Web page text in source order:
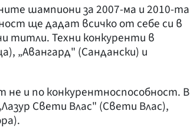
шампиони за 2007-ма и 2010-та
ще дадат всичко от себе си в
титли. Техни конкуренти в
„Авангард" (Сандански) и
не и по конкурентноспособност. В
Свети Влас" (Свети Влас),